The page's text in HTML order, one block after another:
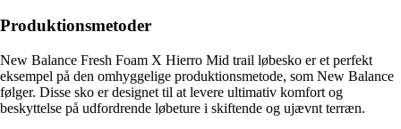
Produktionsmetoder
New Balance Fresh Foam X Hierro Mid trail løbesko er et perfekt
eksempel på den omhyggelige produktionsmetode, som New Balance
følger. Disse sko er designet til at levere ultimativ komfort og
beskyttelse på udfordrende løbeture i skiftende og ujævnt terræn.